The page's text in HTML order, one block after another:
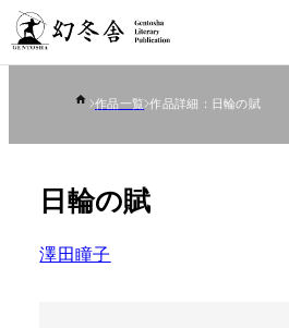
作品一覧 作品詳細：日輪の賦
日輪の賦
澤田瞳子